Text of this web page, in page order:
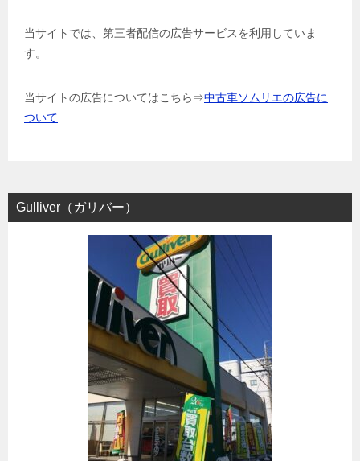
当サイトでは、第三者配信の広告サービスを利用していま
す。
当サイトの広告についてはこちら⇒中古車ソムリエの広告に
ついて
Gulliver（ガリバー）